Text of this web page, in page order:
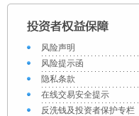
风险声明
风险提示函
隐私条款
在线交易安全提示
反洗钱及投资者保护专栏